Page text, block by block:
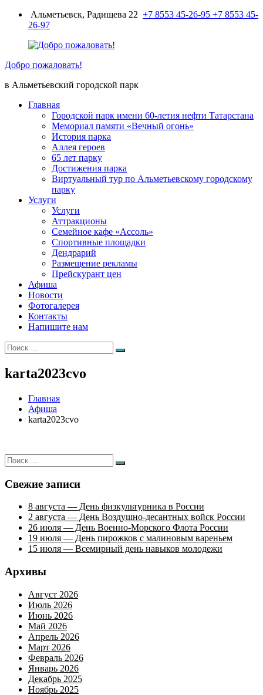
ПерейтиАльметьевск, Радищева 22 +7 8553 45-26-95 +7 8553 45-
26-97
Добро пожаловать!
в Альметьевский городской парк
Главная
Городской парк имени 60-летия нефти Татарстана
Мемориал памяти «Вечный огонь»
История парка
Аллея героев
65 лет парку
Достижения парка
Виртуальный тур по Альметьевскому городскому
парку
Услуги
Услуги
Аттракционы
Семейное кафе «Ассоль»
Спортивные площадки
Дендрарий
Размещение рекламы
Прейскурант цен
Афиша
Новости
Фотогалерея
Контакты
Напишите нам
Искать:
Поиск
karta2023cvo
Главная
Афиша
karta2023cvo
Искать:
Поиск
Свежие записи
8 августа — День физкультурника в России
2 августа — День Воздушно-десантных войск России
26 июля — День Военно-Морского Флота России
19 июля — День пирожков с малиновым вареньем
15 июля — Всемирный день навыков молодежи
Архивы
Август 2026
Июль 2026
Июнь 2026
Май 2026
Апрель 2026
Март 2026
Февраль 2026
Январь 2026
Декабрь 2025
Ноябрь 2025